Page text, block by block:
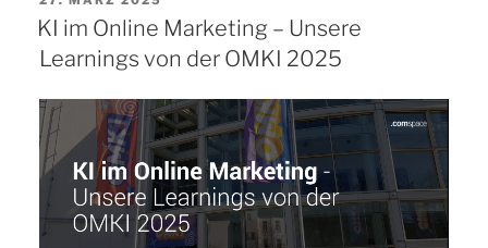
in
der
KI-
Suche
gefunden
wird“
AM
KI im Online Marketing – Unsere
Learnings von der OMKI 2025